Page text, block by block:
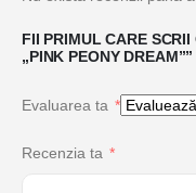
FII PRIMUL CARE
„PINK PEONY DREAM””
Evaluarea ta *
Recenzia ta *